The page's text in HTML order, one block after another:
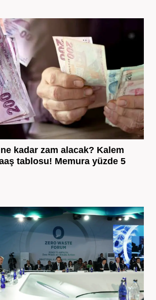
kadar zam alacak? Kalem
tablosu! Memura yüzde 5